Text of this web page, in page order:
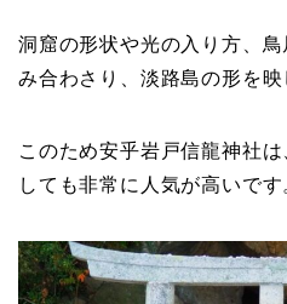
洞窟の形状や光の入り方、
み合わさり、淡路島の形を映
このため安乎岩戸信龍神社
しても非常に人気が高いです